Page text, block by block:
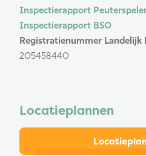
Inspectierapport
Inspectierapport BSO
Registratienummer Landelijk
205458440
Locatieplannen